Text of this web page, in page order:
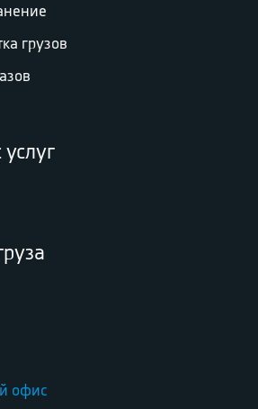
грузов
офис